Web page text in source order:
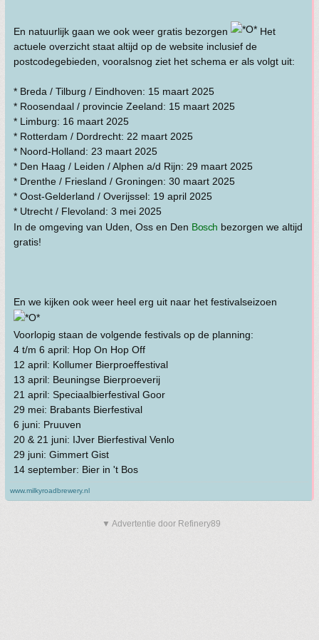
En natuurlijk gaan we ook weer gratis bezorgen
Het
actuele overzicht staat altijd op de website inclusief de
postcodegebieden, vooralsnog ziet het schema er als volgt uit:
* Breda / Tilburg / Eindhoven: 15 maart 2025
* Roosendaal / provincie Zeeland: 15 maart 2025
* Limburg: 16 maart 2025
* Rotterdam / Dordrecht: 22 maart 2025
* Noord-Holland: 23 maart 2025
* Den Haag / Leiden / Alphen a/d Rijn: 29 maart 2025
* Drenthe / Friesland / Groningen: 30 maart 2025
* Oost-Gelderland / Overijssel: 19 april 2025
* Utrecht / Flevoland: 3 mei 2025⠀⠀⠀⠀⠀⠀⠀⠀
In de omgeving van Uden, Oss en Den Bosch bezorgen we altijd
gratis!
En we kijken ook weer heel erg uit naar het festivalseizoen
Voorlopig staan de volgende festivals op de planning:
4 t/m 6 april: Hop On Hop Off
12 april: Kollumer Bierproeffestival
13 april: Beuningse Bierproeverij
21 april: Speciaalbierfestival Goor
29 mei: Brabants Bierfestival
6 juni: Pruuven
20 & 21 juni: IJver Bierfestival Venlo
29 juni: Gimmert Gist
14 september: Bier in 't Bos
www.milkyroadbrewery.nl
▼ Advertentie door Refinery89